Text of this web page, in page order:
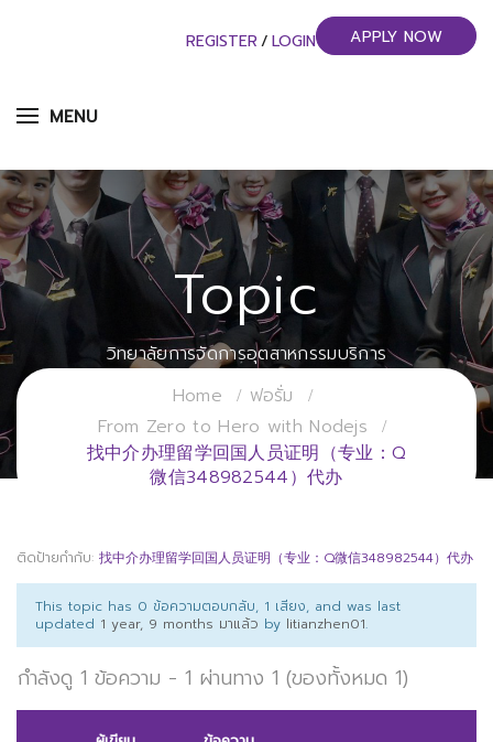
MENU
REGISTER / LOGIN APPLY NOW
Topic
วิทยาลัยการจัดการอุตสาหกรรมบริการ
มหาวิทยาลัยราชภัฏสวนสุนันทา
Home
ฟอรั่ม
From Zero to Hero with Nodejs
找中介办理留学回国人员证明（专业：Q
微信348982544）代办
ติดป้ายกำกับ: 找中介办理留学回国人员证明（专业：Q微信348982544）代办
This topic has 0 ข้อความตอบกลับ, 1 เสียง, and was last
updated 1 year, 9 months มาแล้ว by litianzhen01.
กำลังดู 1 ข้อความ - 1 ผ่านทาง 1 (ของทั้งหมด 1)